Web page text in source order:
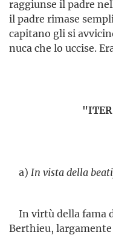
raggiunse il padre
il padre rimase
capitano gli si
nuca che lo uccise.
a) In vista della
In virtù della fama
Berthieu,